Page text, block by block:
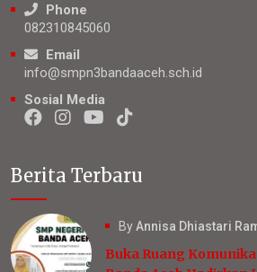
Phone
082310845060
Email
info@smpn3bandaaceh.sch.id
Sosial Media
Berita Terbaru
ByAnnisa Dhiastari
Buka Ruang